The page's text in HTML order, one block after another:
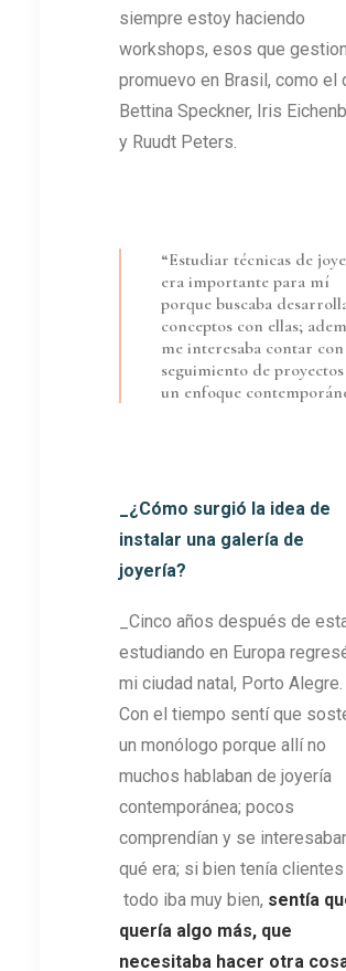
siempre estoy haciendo
workshops, esos que
promuevo en Brasil, como el
Bettina Speckner, Iris
y Ruudt Peters.
“Estudiar técnicas de
era importante para mí
porque buscaba
conceptos con ellas;
me interesaba contar con
seguimiento de
un enfoque
_¿Cómo surgió la idea de
instalar una galería de
joyería?
_Cinco años después de
estudiando en Europa
mi ciudad natal, Porto Alegre.
Con el tiempo sentí que
un monólogo porque allí no
muchos hablaban de joyería
contemporánea; pocos
comprendían y se
qué era; si bien tenía
todo iba muy bien, sentía
quería algo más, que
necesitaba hacer otra